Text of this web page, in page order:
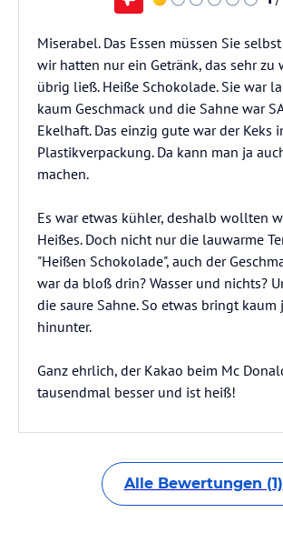
Miserabel. Das Essen müssen Sie
wir hatten nur ein Getränk, das sehr zu
übrig ließ. Heiße Schokolade. Sie war
kaum Geschmack und die Sahne war
Ekelhaft. Das einzig gute war der Keks
Plastikverpackung. Da kann man ja
machen.
Es war etwas kühler, deshalb wollten
Heißes. Doch nicht nur die lauwarme
"Heißen Schokolade", auch der
war da bloß drin? Wasser und nichts?
die saure Sahne. So etwas bringt kaum
hinunter.
Ganz ehrlich, der Kakao beim Mc
tausendmal besser und ist heiß!
Alle Bewertungen (1)